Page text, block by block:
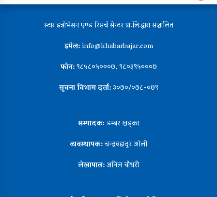
स्टार इन्नोभेसन एण्ड रिसर्च सेन्टर प्रा.लि.द्वारा सञ्चालित
इमेल:info@khabarbajar.com
फोन:९८५८०५०००७, ९८०३९५०००७
सूचना विभाग दर्ता:३०७०/०७८-०७९
सम्पादकःडम्बर खड्का
व्यवस्थापक:चन्द्रबहादुर ओली
लेखापाल:अनिल चौधरी